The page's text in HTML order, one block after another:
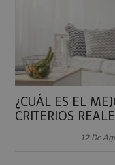
¿CUÁL ES EL
CRITERIOS
12 De